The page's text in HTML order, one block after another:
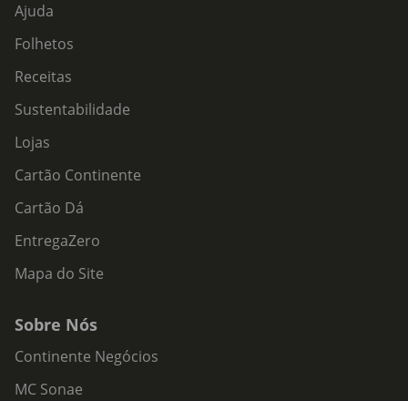
Ajuda
Folhetos
Receitas
Sustentabilidade
Lojas
Cartão Continente
Cartão Dá
EntregaZero
Mapa do Site
Sobre Nós
Continente Negócios
MC Sonae